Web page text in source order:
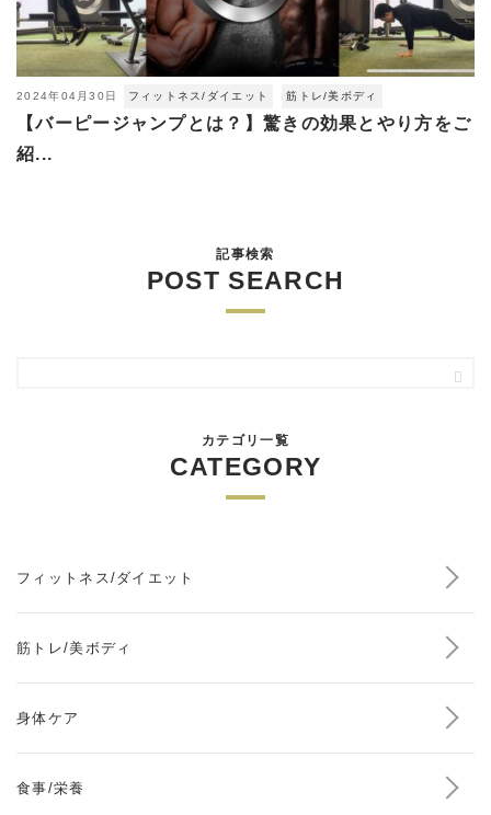
2024年04月30日 フィットネス/ダイエット 筋トレ/美ボディ
【バーピージャンプとは？】驚きの効果とやり方をご
紹...
記事検索
POST SEARCH
カテゴリ一覧
CATEGORY
フィットネス/ダイエット
筋トレ/美ボディ
身体ケア
食事/栄養